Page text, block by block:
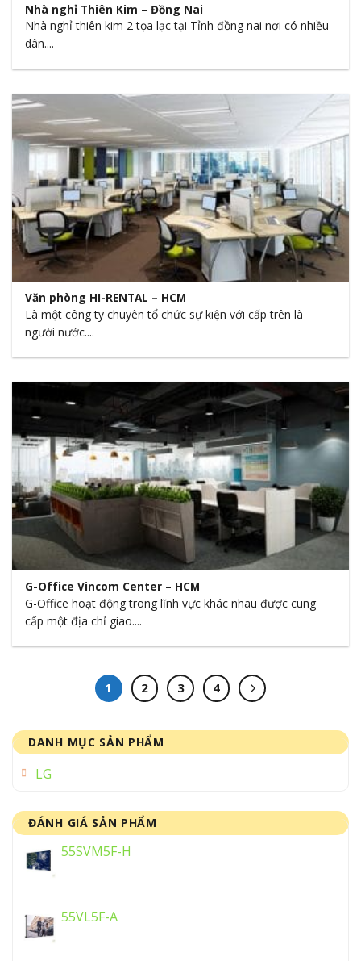
Nhà nghỉ Thiên Kim – Đồng Nai
Nhà nghỉ thiên kim 2 tọa lạc tại Tỉnh đồng nai nơi có nhiều
dân....
Văn phòng HI-RENTAL – HCM
Là một công ty chuyên tổ chức sự kiện với cấp trên là
người nước....
G-Office Vincom Center – HCM
G-Office hoạt động trong lĩnh vực khác nhau được cung
cấp một địa chỉ giao....
1 2 3 4
DANH MỤC SẢN PHẨM
LG
ĐÁNH GIÁ SẢN PHẨM
55SVM5F-H
55VL5F-A